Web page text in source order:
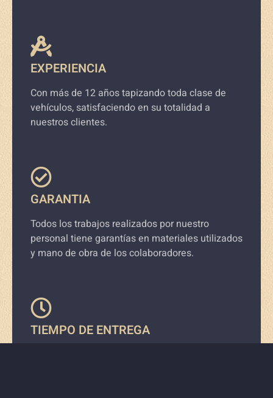
EXPERIENCIA
Con más de 12 años tapizando toda clase de
vehículos, satisfaciendo en su totalidad a
nuestros clientes.
GARANTIA
Todos los trabajos realizados por nuestro
personal tiene garantías en materiales utilizados
y mano de obra de los colaboradores.
TIEMPO DE ENTREGA